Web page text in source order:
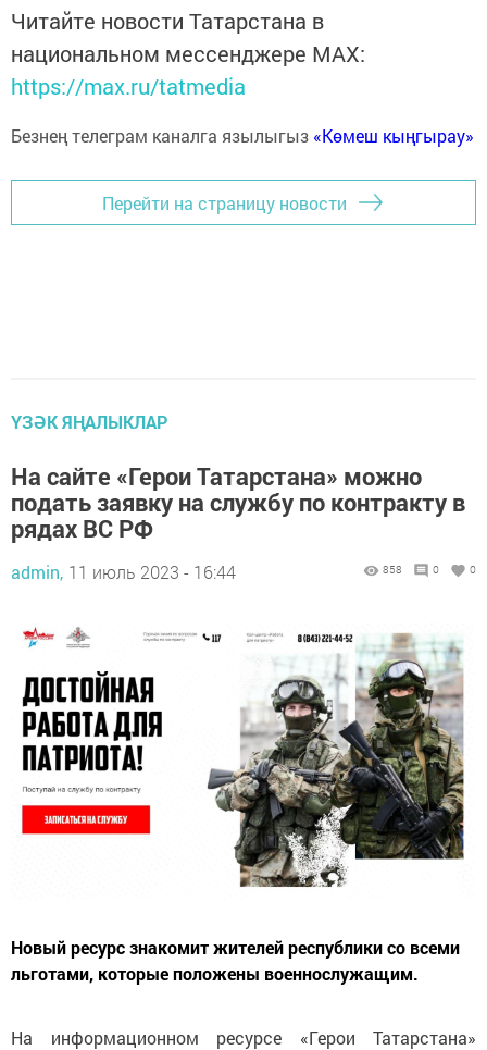
Читайте новости Татарстана в
национальном мессенджере MАХ:
https://max.ru/tatmedia
Безнең телеграм каналга язылыгыз «Көмеш кыңгырау»
Перейти на страницу новости
ҮЗӘК ЯҢАЛЫКЛАР
На сайте «Герои Татарстана» можно
подать заявку на службу по контракту в
рядах ВС РФ
admin, 11 июль 2023 - 16:44 858 0 0
Новый ресурс знакомит жителей республики со всеми
льготами, которые положены военнослужащим.
На информационном ресурсе «Герои Татарстана»